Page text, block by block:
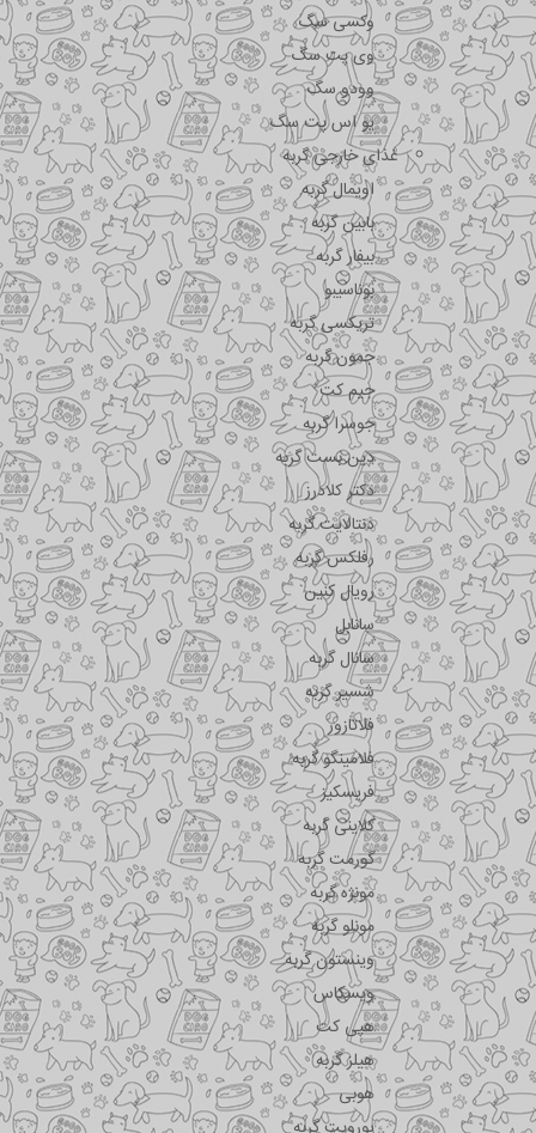
وکسی سگ
وی پت سگ
وودو سگ
یو اس پت سگ
غذای خارجی گربه
اویمال گربه
بابین گربه
بیفار گربه
بوناسیبو
تریکسی گربه
جمون گربه
جیم کت
جوسرا گربه
دین بست گربه
دکتر کلادرز
دنتالایت گربه
رفلکس گربه
رویال کنین
سانابل
سانال گربه
شسیر گربه
فلاتازور
فلامینگو گربه
فریسکیز
کلاینی گربه
گورمت گربه
مونژه گربه
مونلو گربه
وینستون گربه
ویسکاس
هپی کت
هیلز گربه
هوبی